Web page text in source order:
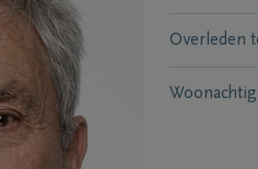
Overleden